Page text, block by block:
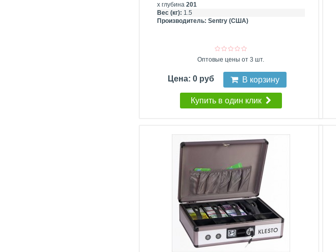
х глубина 201
Вес (кг): 1.5
Производитель: Sentry (США)
Оптовые цены от 3 шт.
Цена: 0 руб В корзину
Купить в один клик